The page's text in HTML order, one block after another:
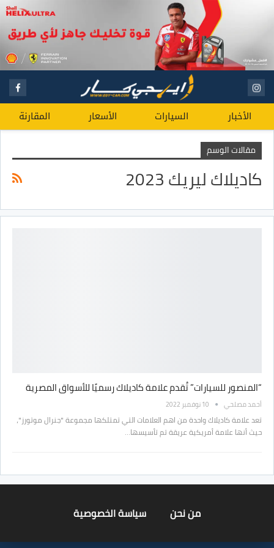
الأخبار السيارات الأسعار المقارنة
مقالات الوسم
كاديلاك ليريك 2023
“المنصور للسيارات” تُقدم علامة كاديلاك رسميًا للأسواق المصرية
أحمد مصلحي 10 نوفمبر 2022
تعد علامة كاديلاك واحدة من اهم العلامات التي تمتلكها مجموعة "جنرال موتورز"،
حيث أنها علامة أمريكية عريقة تم تأسيسها…
من نحن سياسة الخصوصية